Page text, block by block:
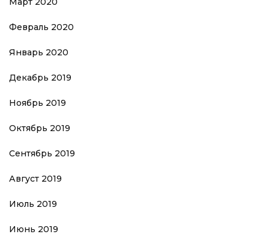
Февраль 2020
Январь 2020
Декабрь 2019
Ноябрь 2019
Октябрь 2019
Сентябрь 2019
Август 2019
Июль 2019
Июнь 2019